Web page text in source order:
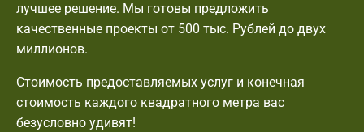
лучшее решение. Мы готовы предложить
качественные проекты от 500 тыс. Рублей до двух
миллионов.
Стоимость предоставляемых услуг и конечная
стоимость каждого квадратного метра вас
безусловно удивят!